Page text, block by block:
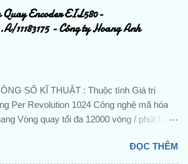
tiết . ☘️ Ms. Nguyễn Thuý ☘️ : Điện thoại :
Hotline: 0906.367.585 Email 1 :
Email 2:
CÔNG TY TNHH
đô thị TTHC TP Dĩ An, KP. Nhị Đồng 2, P.
TP. Dĩ An, Tỉnh Bình Dương, Việt Nam
Hoa, DienTu, Thiet Bi Dien, Gia Re,
Hang, Nhap Khau, Gia Tot, PLC, BienTan,
Bien, Sensor, Bo Dieu Khien, Dong Co,
Encoder EIL580-
11183175 - Công ty Hoang Anh
SỐ KĨ THUẬT : Thuộc tính Giá trị
Per Revolution 1024 Công nghệ mã hóa
Vòng quay tối đa 12000 vòng / phút Loại
cấp hiệu điện thế 8 → 30 V dc Đường
ĐỌC THÊM